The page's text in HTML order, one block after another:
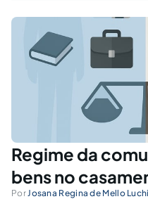
Regime da
bens no
Por Josana Regina de Mello